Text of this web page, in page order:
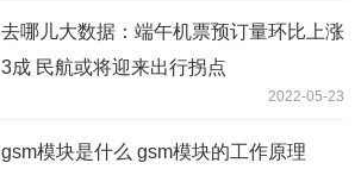
去哪儿大数据：端午机票预订量环比上涨
3成 民航或将迎来出行拐点
2022-05-23
gsm模块是什么 gsm模块的工作原理